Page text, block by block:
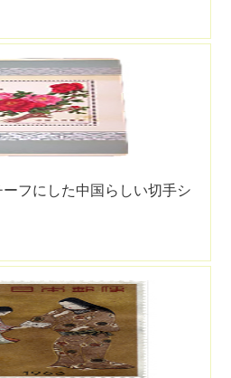
フにした中国らしい切手シ